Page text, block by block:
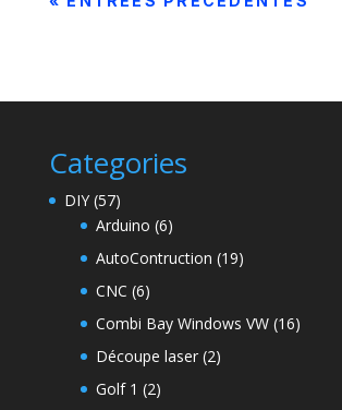
Categories
DIY(57)
Arduino (6)
AutoContruction (19)
CNC (6)
Combi Bay Windows VW(16)
Découpe laser(2)
Golf 1 (2)